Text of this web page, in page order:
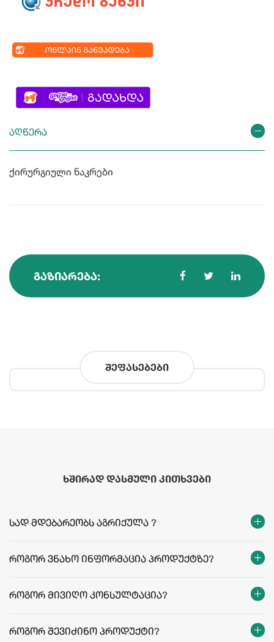
აღწერა
ქირურგიული ნაკრები
ᲒᲐᲖᲘᲐᲠᲔᲑᲐ:
შეფასებები
ხშირად დასმული კითხვები
სად მდებარეობს აგრიქულა ?
როგორ ვნახო ინფორმაცია პროდუქტზე?
როგორ მივიღო კონსულტაცია?
როგორ შევიძინო პროდუქტი?